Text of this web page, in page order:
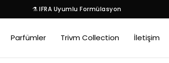
⚗️ IFRA Uyumlu Formülasyon
Parfümler Trivm Collection İletişim